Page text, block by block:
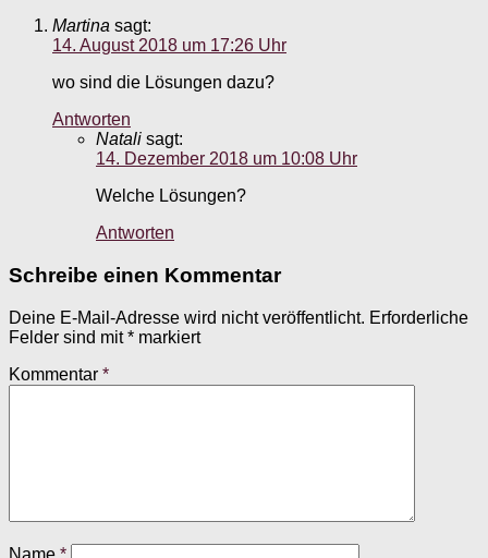
Martina sagt:
14. August 2018 um 17:26 Uhr
wo sind die Lösungen dazu?
Antworten
Natali sagt:
14. Dezember 2018 um 10:08 Uhr
Welche Lösungen?
Antworten
Schreibe einen Kommentar
Deine E-Mail-Adresse wird nicht veröffentlicht. Erforderliche
Felder sind mit* markiert
Kommentar *
Name *